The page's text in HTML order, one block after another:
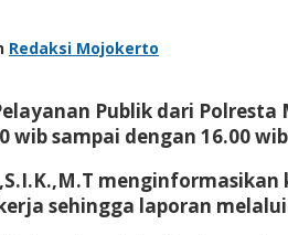
Redaksi Mojokerto
Publik dari
wib sampai dengan 16.00
sehingga laporan